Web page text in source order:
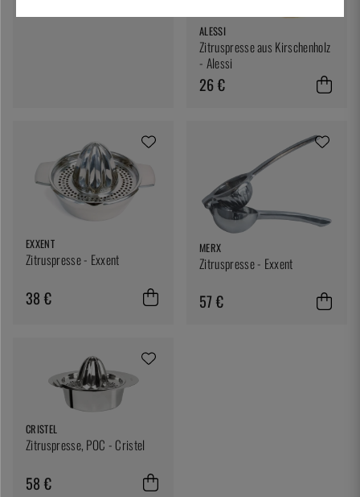
ALESSI
Zitruspresse aus Kirschenholz
- Alessi
26 €
EXXENT
Zitruspresse - Exxent
38 €
MERX
Zitruspresse - Exxent
57 €
CRISTEL
Zitruspresse, POC - Cristel
58 €